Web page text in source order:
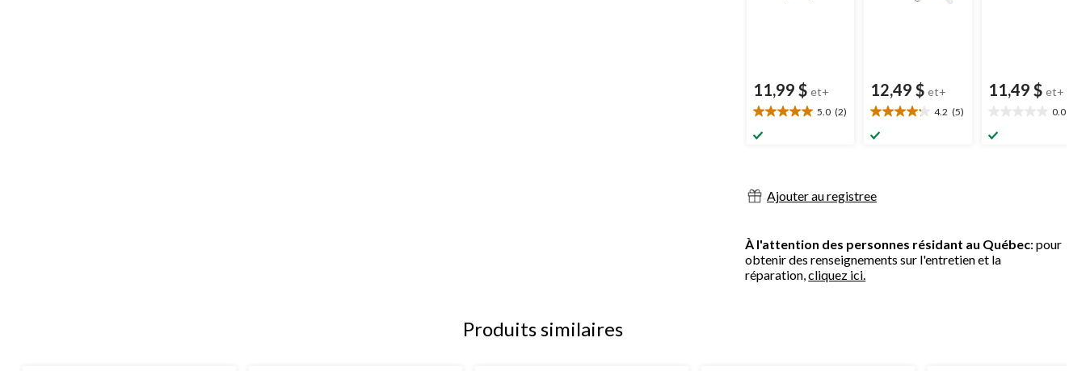
11,99 $ et+
5.0 (2)
5.0
étoile(s)
évaluations
12,49 $ et+
4.2 (5)
4.2
étoile(s)
évaluations
11,49 $ et+
0.0
étoile(s)
Ajouter au registree
À l'attention des personnes résidant au Québec: pour
obtenir des renseignements sur l'entretien et la
réparation,cliquez ici.
Produits similaires